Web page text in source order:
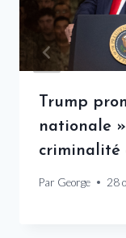
Trump
nationale
criminalité
Par George 28